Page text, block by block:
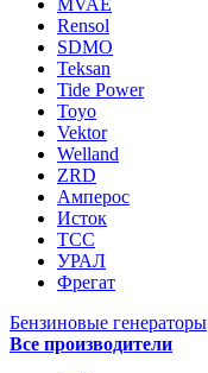
MVAE
Rensol
SDMO
Teksan
Tide Power
Toyo
Vektor
Welland
ZRD
Амперос
Исток
ТСС
УРАЛ
Фрегат
Бензиновые генераторы
Все производители